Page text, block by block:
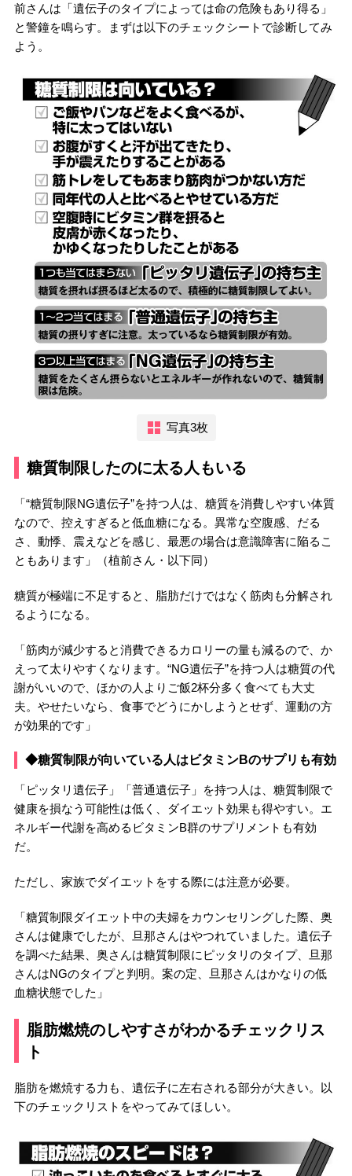
前さんは「遺伝子のタイプによっては命の危険もあり得る」
と警鐘を鳴らす。まずは以下のチェックシートで診断してみ
よう。
写真3枚
糖質制限したのに太る人もいる
「“糖質制限NG遺伝子”を持つ人は、糖質を消費しやすい体質
なので、控えすぎると低血糖になる。異常な空腹感、だる
さ、動悸、震えなどを感じ、最悪の場合は意識障害に陥るこ
ともあります」（植前さん・以下同）
糖質が極端に不足すると、脂肪だけではなく筋肉も分解され
るようになる。
「筋肉が減少すると消費できるカロリーの量も減るので、か
えって太りやすくなります。“NG遺伝子”を持つ人は糖質の代
謝がいいので、ほかの人よりご飯2杯分多く食べても大丈
夫。やせたいなら、食事でどうにかしようとせず、運動の方
が効果的です」
◆糖質制限が向いている人はビタミンBのサプリも有効
「ピッタリ遺伝子」「普通遺伝子」を持つ人は、糖質制限で
健康を損なう可能性は低く、ダイエット効果も得やすい。エ
ネルギー代謝を高めるビタミンB群のサプリメントも有効
だ。
ただし、家族でダイエットをする際には注意が必要。
「糖質制限ダイエット中の夫婦をカウンセリングした際、奥
さんは健康でしたが、旦那さんはやつれていました。遺伝子
を調べた結果、奥さんは糖質制限にピッタリのタイプ、旦那
さんはNGのタイプと判明。案の定、旦那さんはかなりの低
血糖状態でした」
脂肪燃焼のしやすさがわかるチェックリス
ト
脂肪を燃焼する力も、遺伝子に左右される部分が大きい。以
下のチェックリストをやってみてほしい。